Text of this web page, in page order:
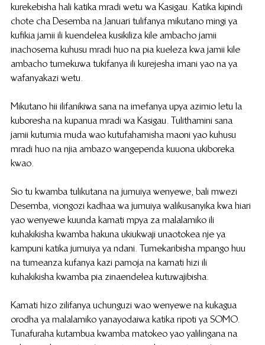
kurekebisha hali katika mradi wetu wa Kasigau. Katika kipindi
chote cha Desemba na Januari tulifanya mikutano mingi ya
kufikia jamii ili kuendelea kusikiliza kile ambacho jamii
inachosema kuhusu mradi huo na pia kueleza kwa jamii kile
ambacho tumekuwa tukifanya ili kurejesha imani yao na ya
wafanyakazi wetu.
Mikutano hii ilifanikiwa sana na imefanya upya azimio letu la
kuboresha na kupanua mradi wa Kasigau. Tulithamini sana
jamii kutumia muda wao kutufahamisha maoni yao kuhusu
mradi huo na njia ambazo wangependa kuuona ukiboreka
kwao.
Sio tu kwamba tulikutana na jumuiya wenyewe, bali mwezi
Desemba, viongozi kadhaa wa jumuiya walikusanyika kwa hiari
yao wenyewe kuunda kamati mpya za malalamiko ili
kuhakikisha kwamba hakuna ukiukwaji unaotokea nje ya
kampuni katika jumuiya ya ndani. Tumekaribisha mpango huu
na tumeanza kufanya kazi pamoja na kamati hizi ili
kuhakikisha kwamba pia zinaendelea kutuwajibisha.
Kamati hizo zilifanya uchunguzi wao wenyewe na kukagua
orodha ya malalamiko yanayodaiwa katika ripoti ya SOMO.
Tunafuraha kutambua kwamba matokeo yao yalilingana na